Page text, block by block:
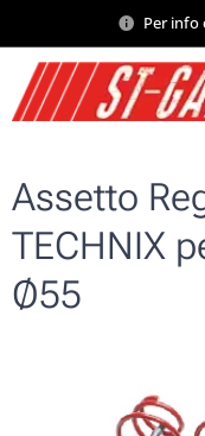
Per info
Assetto
TECHNIX
Ø55